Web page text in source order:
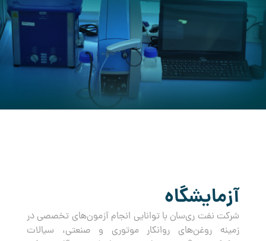
آزمایشگاه
شرکت نفت ری‌سان با توانایی انجام آزمون‌های تخصصی در
زمینه روغن‌های روانکار موتوری و صنعتی، سیالات